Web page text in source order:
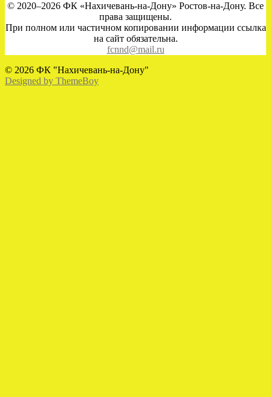
© 2020–2026 ФК «Нахичевань-на-Дону» Ростов-на-Дону. Все
права защищены.
При полном или частичном копировании информации ссылка
на сайт обязательна.
fcnnd@mail.ru
© 2026 ФК "Нахичевань-на-Дону"
Designed by ThemeBoy